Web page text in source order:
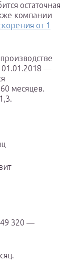
остаточная
компании
от 1
01.01.2018 —
месяцев.
49 320 —